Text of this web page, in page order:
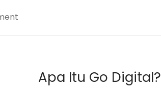
Apa Itu Go Digital?